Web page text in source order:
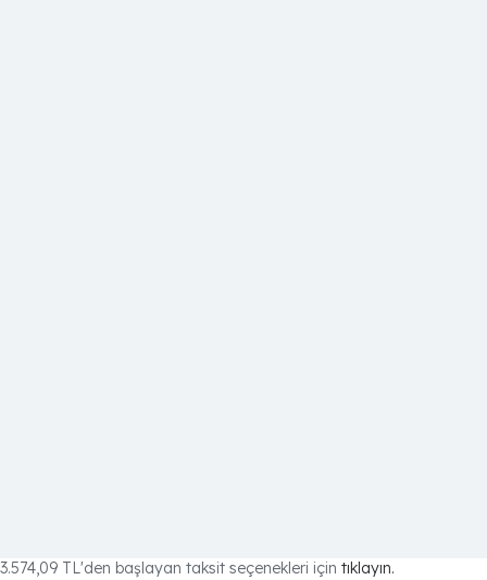
3.574,09 TL'den başlayan taksit seçenekleri için tıklayın.